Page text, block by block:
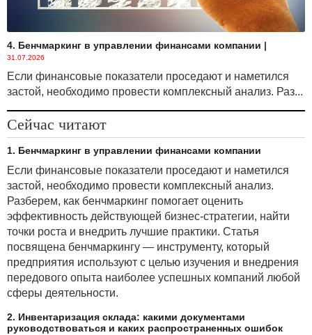
4. Бенчмаркинг в управлении финансами компании |
31.07.2026
Если финансовые показатели проседают и наметился
застой, необходимо провести комплексный анализ. Раз...
Сейчас читают
1. Бенчмаркинг в управлении финансами компании
Если финансовые показатели проседают и наметился
застой, необходимо провести комплексный анализ.
Разберем, как бенчмаркинг помогает оценить
эффективность действующей бизнес-стратегии, найти
точки роста и внедрить лучшие практики. Статья
посвящена бенчмаркингу — инструменту, который
предприятия используют с целью изучения и внедрения
передового опыта наиболее успешных компаний любой
сферы деятельности.
2. Инвентаризация склада: какими документами
руководствоваться и каких распространенных ошибок